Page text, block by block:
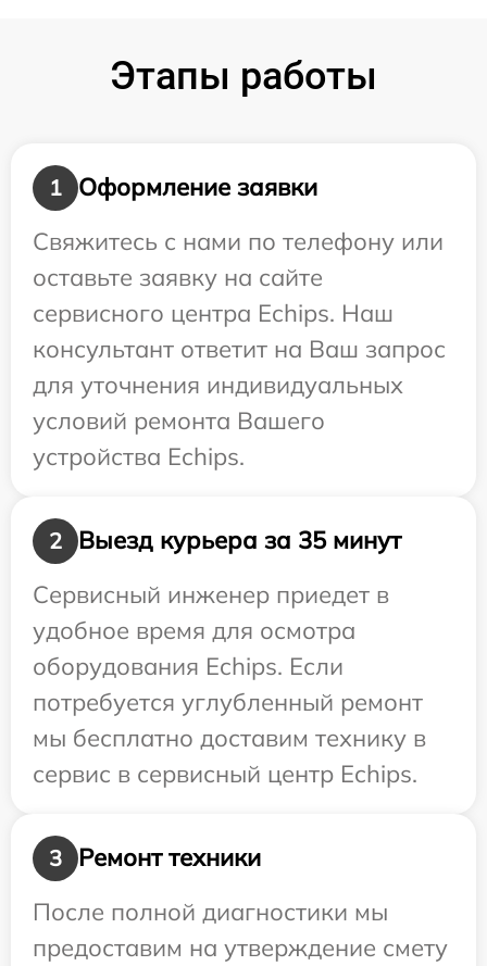
Этапы работы
1
Оформление заявки
Свяжитесь с нами по телефону или
оставьте заявку на сайте
сервисного центра Echips. Наш
консультант ответит на Ваш запрос
для уточнения индивидуальных
условий ремонта Вашего
устройства Echips.
2
Выезд курьера за 35 минут
Сервисный инженер приедет в
удобное время для осмотра
оборудования Echips. Если
потребуется углубленный ремонт
мы бесплатно доставим технику в
сервис в сервисный центр Echips.
3
Ремонт техники
После полной диагностики мы
предоставим на утверждение смету